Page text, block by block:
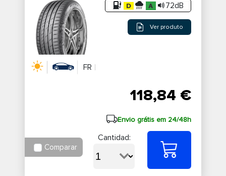
72dB
Ver produto
FR
118,84 €
Envio grátis em 24/48h
Comparar
Cantidad: